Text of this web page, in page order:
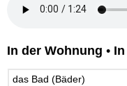
In der Wohnung •
das Bad (Bäder)